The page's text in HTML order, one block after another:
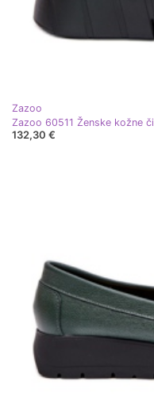
Zazoo
132,30 €